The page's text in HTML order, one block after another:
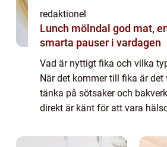
redaktionel
Lunch mölndal god mat, enkla val och
smarta pauser i vardagen
Vad är nyttigt fika och vilka
När det kommer till fika är
tänka på sötsaker och
direkt är känt för att vara
många alternativ till det